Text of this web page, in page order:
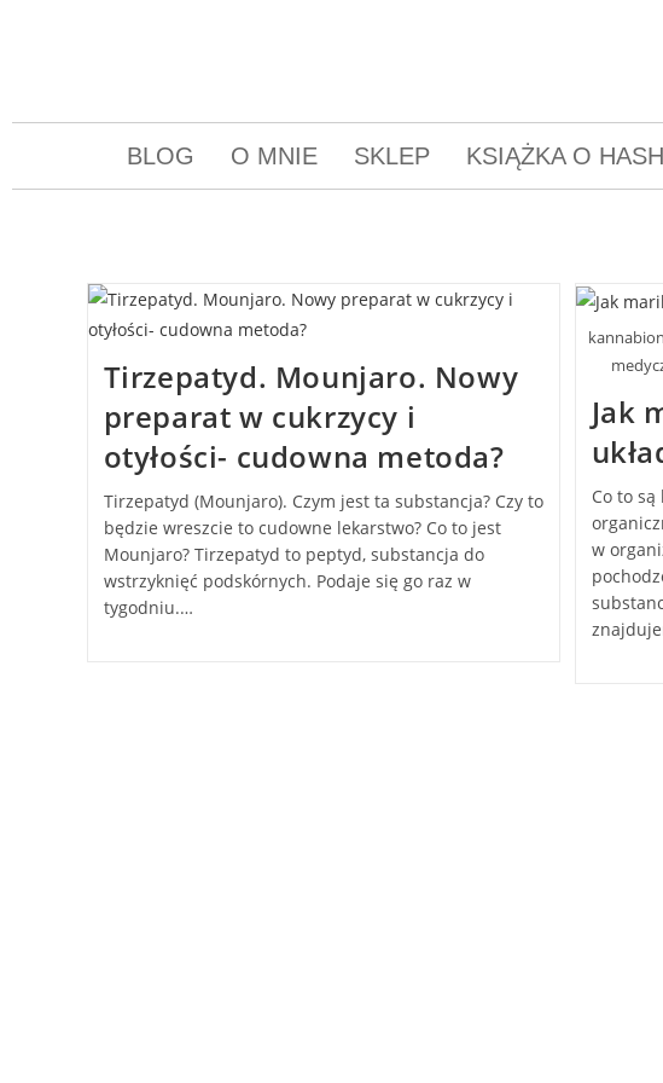
BLOG O MNIE SKLEP KSIĄŻKA O
Tirzepatyd. Mounjaro. Nowy
preparat w cukrzycy i
otyłości- cudowna metoda?
Tirzepatyd (Mounjaro). Czym jest ta substancja? Czy to
będzie wreszcie to cudowne lekarstwo? Co to jest
Mounjaro? Tirzepatyd to peptyd, substancja do
wstrzyknięć podskórnych. Podaje się go raz w
tygodniu.…
Jak
Co to
w